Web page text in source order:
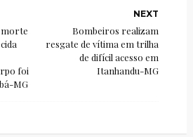
NEXT
Bombeiros realizam
resgate de vítima em trilha
de difícil acesso em
Itanhandu-MG
morte
foi
MG